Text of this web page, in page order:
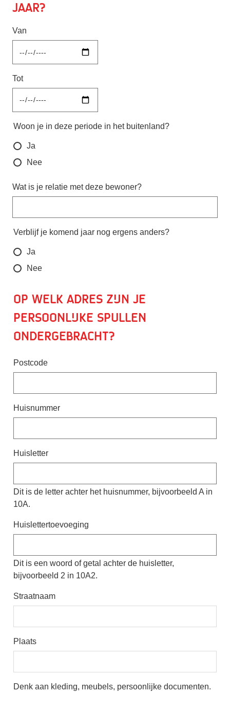
jaar?
Van
Tot
Woon je in deze periode in het buitenland?
Ja
Nee
Wat is je relatie met deze bewoner?
Verblijf je komend jaar nog ergens anders?
Ja
Nee
Op welk adres zijn je
persoonlijke spullen
ondergebracht?
Postcode
Huisnummer
Huisletter
Dit is de letter achter het huisnummer, bijvoorbeeld A in
10A.
Huislettertoevoeging
Dit is een woord of getal achter de huisletter,
bijvoorbeeld 2 in 10A2.
Straatnaam
Plaats
Denk aan kleding, meubels, persoonlijke documenten.